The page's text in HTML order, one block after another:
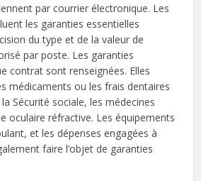
par courrier électronique. Les
les garanties essentielles
du type et de la valeur de
par poste. Les garanties
contrat sont renseignées. Elles
médicaments ou les frais dentaires
Sécurité sociale, les médecines
oculaire réfractive. Les équipements
et les dépenses engagées à
faire l’objet de garanties